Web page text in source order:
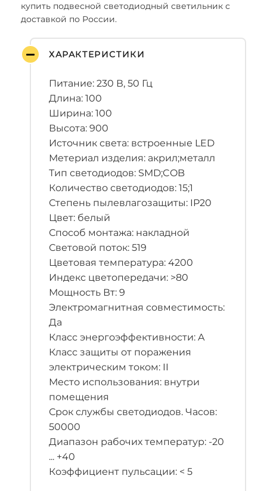
купить подвесной светодиодный светильник с
доставкой по России.
ХАРАКТЕРИСТИКИ
Питание: 230 В, 50 Гц
Длина: 100
Ширина: 100
Высота: 900
Источник света: встроенные LED
Метериал изделия: акрил;металл
Тип светодиодов: SMD;COB
Количество светодиодов: 15;1
Степень пылевлагозащиты: IP20
Цвет: белый
Способ монтажа: накладной
Световой поток: 519
Цветовая температура: 4200
Индекс цветопередачи: >80
Мощность Вт: 9
Электромагнитная совместимость:
Да
Класс энергоэффективности: A
Класс защиты от поражения
электрическим током: II
Место использования: внутри
помещения
Срок службы светодиодов. Часов:
50000
Диапазон рабочих температур: -20
... +40
Коэффициент пульсации: < 5